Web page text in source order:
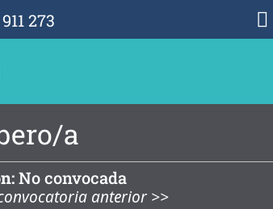
273
a
No convocada
anterior >>